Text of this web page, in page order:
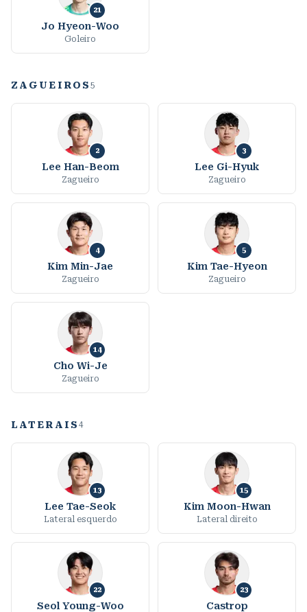
21
Jo Hyeon-Woo
Goleiro
ZAGUEIROS 5
2
Lee Han-Beom
Zagueiro
3
Lee Gi-Hyuk
Zagueiro
4
Kim Min-Jae
Zagueiro
5
Kim Tae-Hyeon
Zagueiro
14
Cho Wi-Je
Zagueiro
LATERAIS 4
13
Lee Tae-Seok
Lateral esquerdo
15
Kim Moon-Hwan
Lateral direito
22
Seol Young-Woo
23
Castrop